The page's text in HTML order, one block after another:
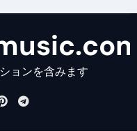
ョンを含みます